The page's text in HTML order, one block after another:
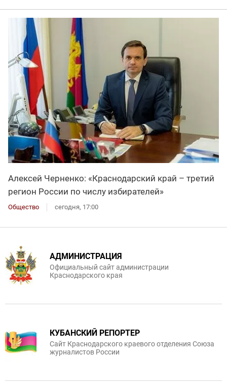
Алексей Черненко: «Краснодарский край – третий
регион России по числу избирателей»
Общество сегодня, 17:00
АДМИНИСТРАЦИЯ
Официальный сайт администрации
Краснодарского края
КУБАНСКИЙ РЕПОРТЕР
Сайт Краснодарского краевого отделения Союза
журналистов России